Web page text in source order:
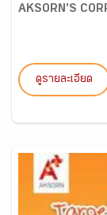
AKSORN'S
ดูรายละเอียด